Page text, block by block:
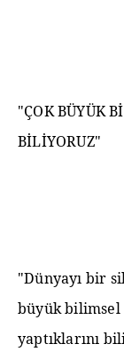
"ÇOK BÜYÜK
BİLİYORUZ"
"Dünyayı bir
büyük bilimsel
yaptıklarını